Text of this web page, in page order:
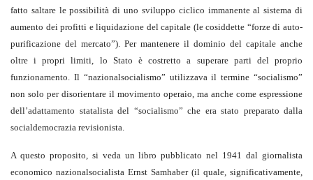
fatto saltare le possibilità di uno sviluppo ciclico immanente al sistema di
aumento dei profitti e liquidazione del capitale (le cosiddette “forze di auto-
purificazione del mercato”). Per mantenere il dominio del capitale anche
oltre i propri limiti, lo Stato è costretto a superare parti del proprio
funzionamento. Il “nazionalsocialismo” utilizzava il termine “socialismo”
non solo per disorientare il movimento operaio, ma anche come espressione
dell’adattamento statalista del “socialismo” che era stato preparato dalla
socialdemocrazia revisionista.
A questo proposito, si veda un libro pubblicato nel 1941 dal giornalista
economico nazionalsocialista Ernst Samhaber (il quale, significativamente,